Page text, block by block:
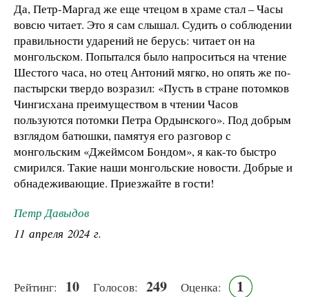
Да, Петр-Маргад же еще чтецом в храме стал – Часы
вовсю читает. Это я сам слышал. Судить о соблюдении
правильности ударений не берусь: читает он на
монгольском. Попытался было напроситься на чтение
Шестого часа, но отец Антоний мягко, но опять же по-
пастырски твердо возразил: «Пусть в стране потомков
Чингисхана преимуществом в чтении Часов
пользуются потомки Петра Ордынского». Под добрым
взглядом батюшки, памятуя его разговор с
монгольским «Джеймсом Бондом», я как-то быстро
смирился. Такие наши монгольские новости. Добрые и
обнадеживающие. Приезжайте в гости!
Петр Давыдов
11 апреля 2024 г.
Рейтинг: 10 Голосов: 249 Оценка: 1